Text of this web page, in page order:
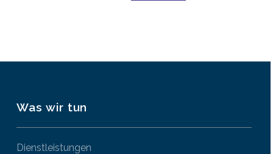
Was wir tun
Dienstleistungen